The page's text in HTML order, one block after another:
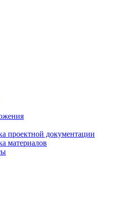
проектной документации
материалов